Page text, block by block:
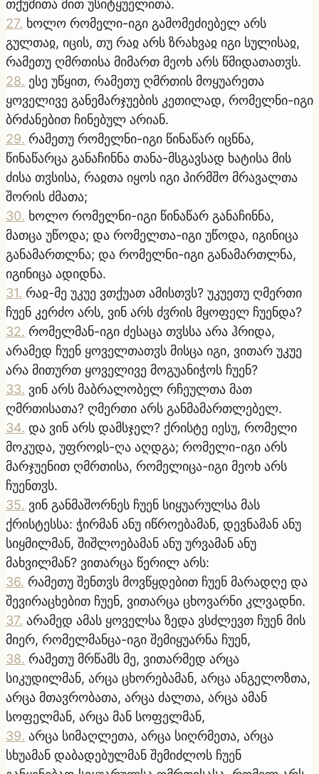
თქუმითა მით უსიტყუელითა.
27. ხოლო რომელი-იგი გამომეძიებელ არს
გულთაჲ, იცის, თუ რაჲ არს ზრახვაჲ იგი სულისაჲ,
რამეთუ ღმრთისა მიმართ მეოხ არს წმიდათათჳს.
28. ესე უწყით, რამეთუ ღმრთის მოყუარეთა
ყოველივე განემარჯუების კეთილად, რომელნი-იგი
ბრძანებით ჩინებულ არიან.
29. რამეთუ რომელნი-იგი წინაწარ იცნნა,
წინაწარცა განაჩინნა თანა-მსგავსად ხატისა მის
ძისა თჳსისა, რაჲთა იყოს იგი პირმშო მრავალთა
შორის ძმათა;
30. ხოლო რომელნი-იგი წინაწარ განაჩინნა,
მათცა უწოდა; და რომელთა-იგი უწოდა, იგინიცა
განამართლნა; და რომელნი-იგი განამართლნა,
იგინიცა ადიდნა.
31. რაჲ-მე უკუე ვთქუათ ამისთჳს? უკუეთუ ღმერთი
ჩუენ კერძო არს, ვინ არს ძჳრის მყოფელ ჩუენდა?
32. რომელმან-იგი ძესაცა თჳსსა არა ჰრიდა,
არამედ ჩუენ ყოველთათჳს მისცა იგი, ვითარ უკუე
არა მითურთ ყოველივე მოგუანიჭოს ჩუენ?
33. ვინ არს მაბრალობელ რჩეულთა მათ
ღმრთისათა? ღმერთი არს განმამართლებელ.
34. და ვინ არს დამსჯელ? ქრისტე იესუ, რომელი
მოკუდა, უფროჲს-ღა აღდგა; რომელი-იგი არს
მარჯუენით ღმრთისა, რომელიცა-იგი მეოხ არს
ჩუენთჳს.
35. ვინ განმაშორნეს ჩუენ სიყუარულსა მას
ქრისტესსა: ჭირმან ანუ იწროებამან, დევნამან ანუ
სიყმილმან, შიშლოებამან ანუ ურვამან ანუ
მახვილმან? ვითარცა წერილ არს:
36. რამეთუ შენთჳს მოვწყდებით ჩუენ მარადღე და
შევირაცხებით ჩუენ, ვითარცა ცხოვარნი კლვადნი.
37. არამედ ამას ყოველსა ზედა ვსძლევთ ჩუენ მის
მიერ, რომელმანცა-იგი შემიყუარნა ჩუენ,
38. რამეთუ მრწამს მე, ვითარმედ არცა
სიკუდილმან, არცა ცხორებამან, არცა ანგელოზთა,
არცა მთავრობათა, არცა ძალთა, არცა ამან
სოფელმან, არცა მან სოფელმან,
39. არცა სიმაღლეთა, არცა სიღრმეთა, არცა
სხუამან დაბადებულმან შემიძლოს ჩუენ